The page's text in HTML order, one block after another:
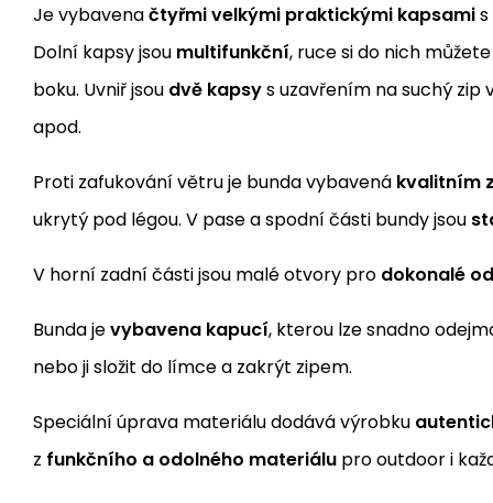
Je vybavenačtyřmi velkými praktickými kapsami
Dolní kapsy jsou multifunkční, ruce si do nich
boku. Uvniř jsou dvě kapsys uzavřením na suchý zip
apod.
Proti zafukování větru je bunda vybavená kvalitním
ukrytý pod légou. V pase a spodní části bundy jsou
V horní zadní části jsou malé otvory pro dokonalé
Bunda jevybavena kapucí, kterou lze snadno
nebo ji složit do límce a zakrýt zipem.
Speciální úprava materiálu dodává výrobku
z funkčního a odolného materiálu pro outdoor i